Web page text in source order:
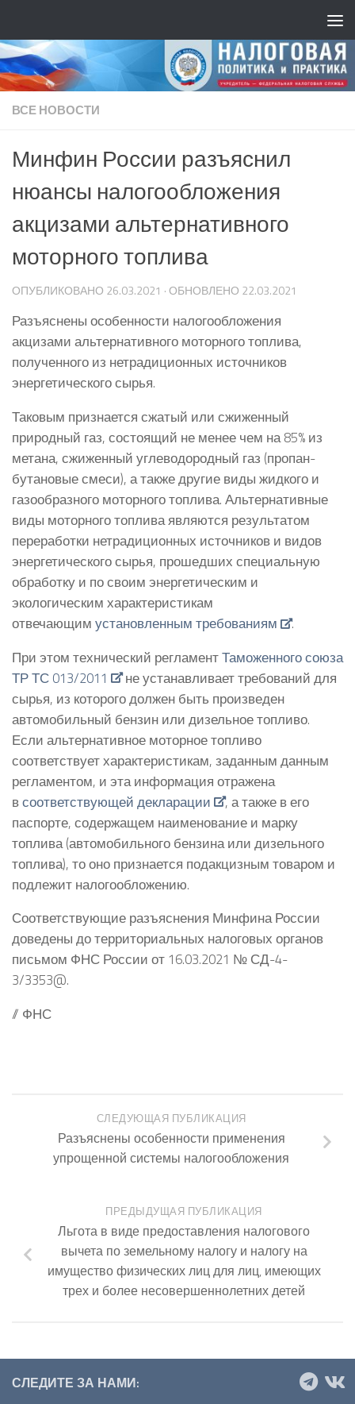
ВСЕ НОВОСТИ
Минфин России разъяснил
нюансы налогообложения
акцизами альтернативного
моторного топлива
ОПУБЛИКОВАНО 26.03.2021 · ОБНОВЛЕНО 22.03.2021
Разъяснены особенности налогообложения
акцизами альтернативного моторного топлива,
полученного из нетрадиционных источников
энергетического сырья.
Таковым признается сжатый или сжиженный
природный газ, состоящий не менее чем на 85% из
метана, сжиженный углеводородный газ (пропан-
бутановые смеси), а также другие виды жидкого и
газообразного моторного топлива. Альтернативные
виды моторного топлива являются результатом
переработки нетрадиционных источников и видов
энергетического сырья, прошедших специальную
обработку и по своим энергетическим и
экологическим характеристикам
отвечающим установленным требованиям
.
При этом технический регламентТаможенного союза
ТР ТС 013/2011
не устанавливает требований для
сырья, из которого должен быть произведен
автомобильный бензин или дизельное топливо.
Если альтернативное моторное топливо
соответствует характеристикам, заданным данным
регламентом, и эта информация отражена
всоответствующей декларации
, а также в его
паспорте, содержащем наименование и марку
топлива (автомобильного бензина или дизельного
топлива), то оно признается подакцизным товаром и
подлежит налогообложению.
Соответствующие разъяснения Минфина России
доведены до территориальных налоговых органов
письмом ФНС России от 16.03.2021 № СД-4-
3/3353@.
// ФНС
СЛЕДУЮЩАЯ ПУБЛИКАЦИЯ
Разъяснены особенности применения
упрощенной системы налогообложения
ПРЕДЫДУЩАЯ ПУБЛИКАЦИЯ
Льгота в виде предоставления налогового
вычета по земельному налогу и налогу на
имущество физических лиц для лиц, имеющих
трех и более несовершеннолетних детей
СЛЕДИТЕ ЗА НАМИ: